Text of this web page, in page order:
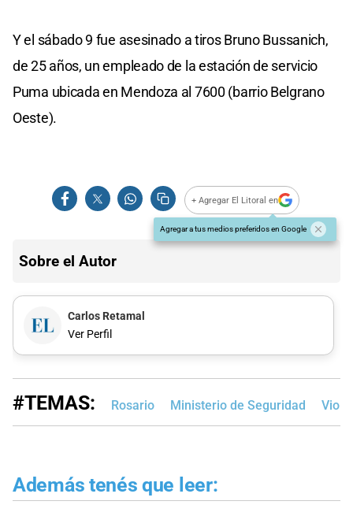
Y el sábado 9 fue asesinado a tiros Bruno Bussanich,
de 25 años, un empleado de la estación de servicio
Puma ubicada en Mendoza al 7600 (barrio Belgrano
Oeste).
+ Agregar El Litoral en
Agregar a tus medios preferidos en Google
Sobre el Autor
Carlos Retamal
Ver Perfil
#TEMAS: Rosario Ministerio de Seguridad
Además tenés que leer: